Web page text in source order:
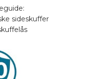
sideskuffer